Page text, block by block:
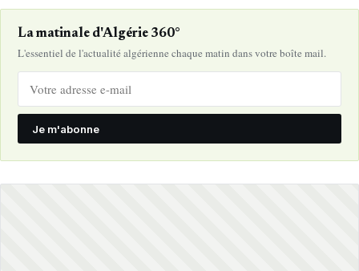
La matinale d'Algérie 360°
L'essentiel de l'actualité algérienne chaque matin dans votre boîte mail.
Je m'abonne